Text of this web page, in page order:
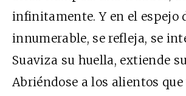
infinitamente. Y en el espejo
innumerable, se refleja, se
Suaviza su huella, extiende
Abriéndose a los alientos